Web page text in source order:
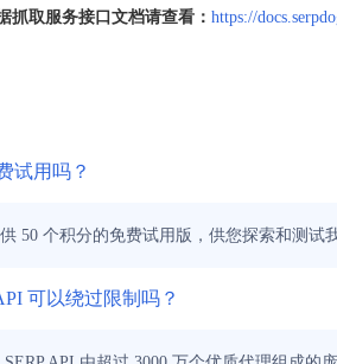
抓取服务接口文档请查看： https://
试用吗？
50 个积分的免费试用版，供您探索和测试
可以绕过限制吗？